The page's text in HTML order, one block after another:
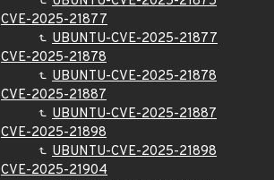
CVE-2025-21877
UBUNTU-CVE-2025-21877
CVE-2025-21878
UBUNTU-CVE-2025-21878
CVE-2025-21887
UBUNTU-CVE-2025-21887
CVE-2025-21898
UBUNTU-CVE-2025-21898
CVE-2025-21904